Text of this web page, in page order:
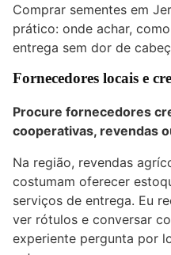
Comprar sementes em
prático: onde achar,
entrega sem dor de
Fornecedores locais e
Procure fornecedores
cooperativas, revendas
Na região, revendas
costumam oferecer
serviços de entrega. Eu
ver rótulos e conversar
experiente pergunta por